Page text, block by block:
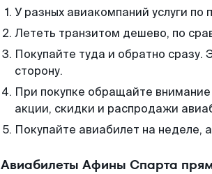
У разных авиакомпаний услуги по
Лететь транзитом дешево, по
Покупайте туда и обратно
сторону.
При покупке обращайте
акции, скидки и распродажи
Покупайте авиабилет на неделе,
Авиабилеты Афины Спарта